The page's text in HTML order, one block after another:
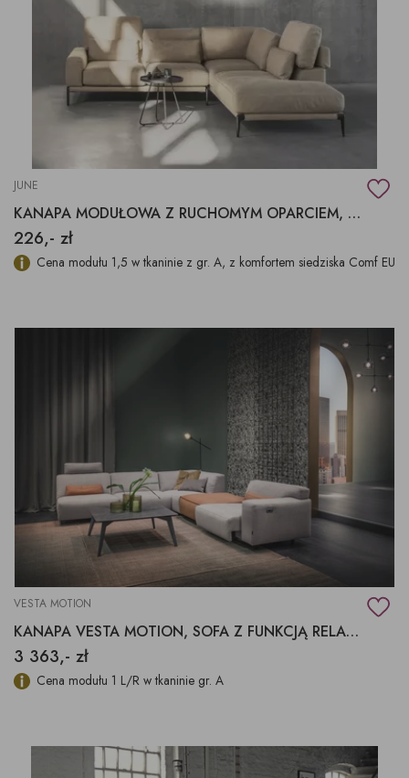
JUNE
KANAPA MODUŁOWA Z RUCHOMYM OPARCIEM, SOFA JUNE
226,- zł
Cena modułu 1,5 w tkaninie z gr. A, z komfortem siedziska Comf EU
VESTA MOTION
KANAPA VESTA MOTION, SOFA Z FUNKCJĄ RELAKSU
3 363,- zł
Cena modułu 1 L/R w tkaninie gr. A